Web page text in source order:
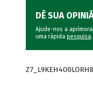
DÊ SUA
Ajude-nos a
uma rápida pesquisa.